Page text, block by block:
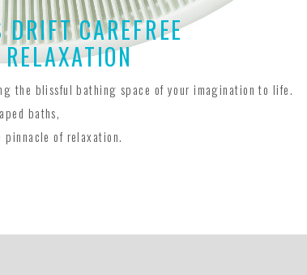
CAREFREE
the blissful bathing space of your imagination to life.
baths,
of relaxation.